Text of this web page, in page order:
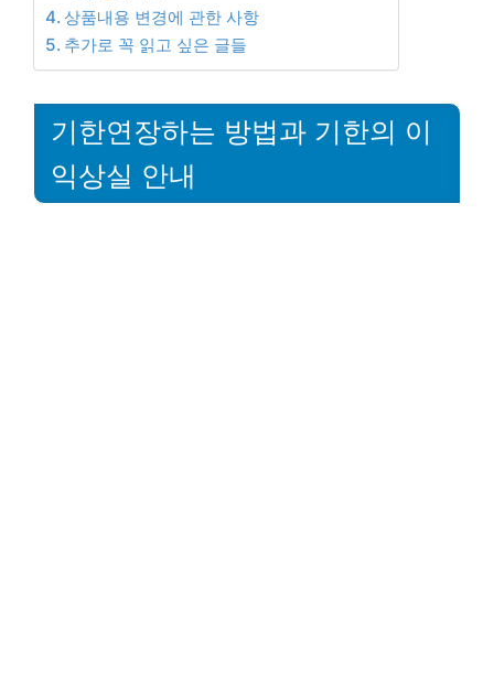
상품내용 변경에 관한 사항
추가로 꼭 읽고 싶은 글들
기한연장하는 방법과 기한의 이
익상실 안내